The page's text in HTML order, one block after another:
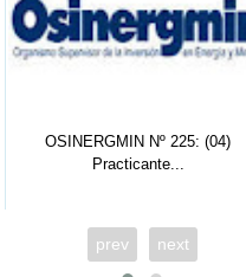
OTASS Nº 004: (02) Practicantes
Par...
prev next